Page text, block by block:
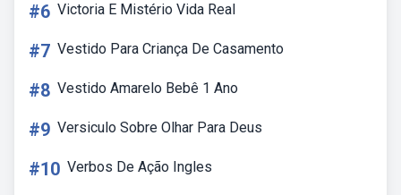
#6 Victoria E Mistério Vida Real
#7 Vestido Para Criança De Casamento
#8 Vestido Amarelo Bebê 1 Ano
#9 Versiculo Sobre Olhar Para Deus
#10 Verbos De Ação Ingles